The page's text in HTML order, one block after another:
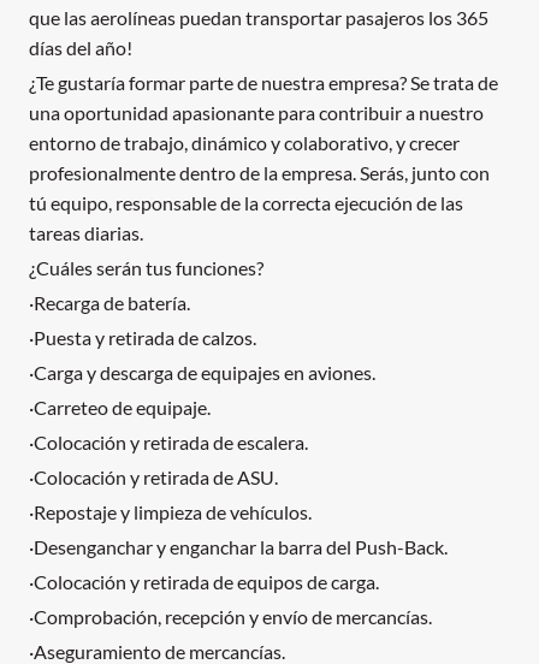
que las aerolíneas puedan transportar pasajeros los 365
días del año!
¿Te gustaría formar parte de nuestra empresa? Se trata de
una oportunidad apasionante para contribuir a nuestro
entorno de trabajo, dinámico y colaborativo, y crecer
profesionalmente dentro de la empresa. Serás, junto con
tú equipo, responsable de la correcta ejecución de las
tareas diarias.
¿Cuáles serán tus funciones?
·Recarga de batería.
·Puesta y retirada de calzos.
·Carga y descarga de equipajes en aviones.
·Carreteo de equipaje.
·Colocación y retirada de escalera.
·Colocación y retirada de ASU.
·Repostaje y limpieza de vehículos.
·Desenganchar y enganchar la barra del Push-Back.
·Colocación y retirada de equipos de carga.
·Comprobación, recepción y envío de mercancías.
·Aseguramiento de mercancías.